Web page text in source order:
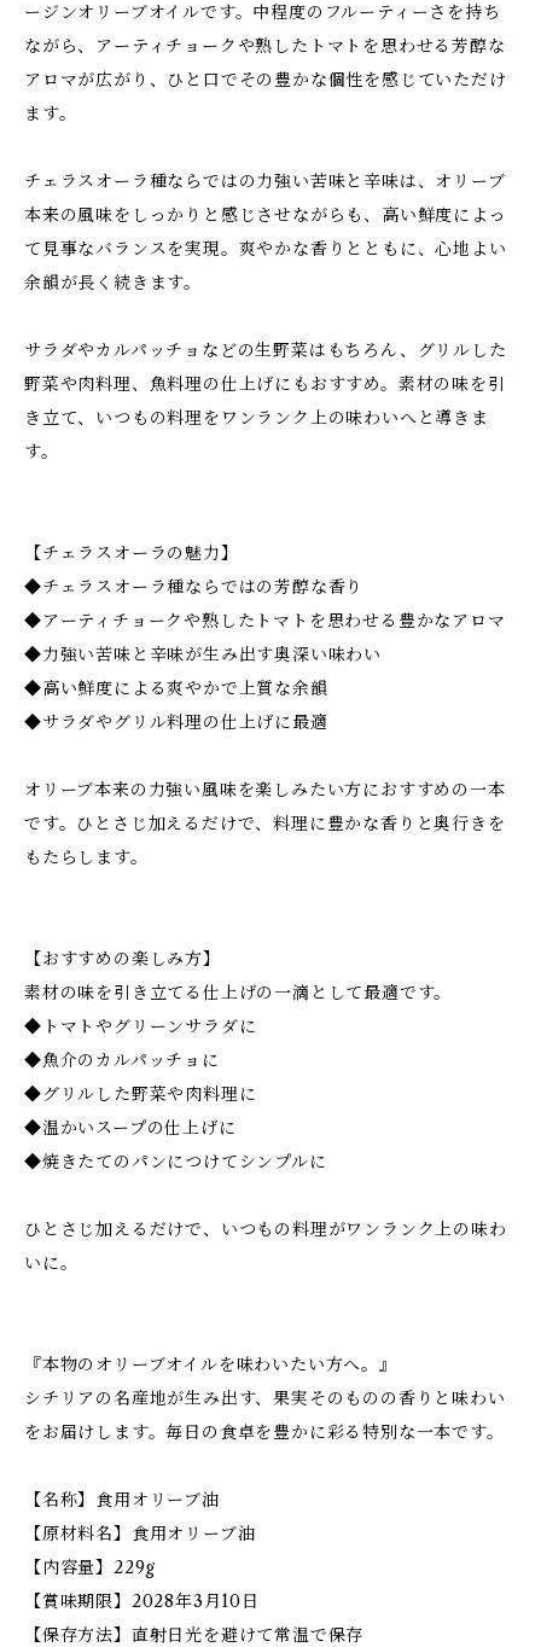
ージンオリーブオイルです。中程度のフルーティーさを持ち
ながら、アーティチョークや熟したトマトを思わせる芳醇な
アロマが広がり、ひと口でその豊かな個性を感じていただけ
ます。
チェラスオーラ種ならではの力強い苦味と辛味は、オリーブ
本来の風味をしっかりと感じさせながらも、高い鮮度によっ
て見事なバランスを実現。爽やかな香りとともに、心地よい
余韻が長く続きます。
サラダやカルパッチョなどの生野菜はもちろん、グリルした
野菜や肉料理、魚料理の仕上げにもおすすめ。素材の味を引
き立て、いつもの料理をワンランク上の味わいへと導きま
す。
【チェラスオーラの魅力】
◆チェラスオーラ種ならではの芳醇な香り
◆アーティチョークや熟したトマトを思わせる豊かなアロマ
◆力強い苦味と辛味が生み出す奥深い味わい
◆高い鮮度による爽やかで上質な余韻
◆サラダやグリル料理の仕上げに最適
オリーブ本来の力強い風味を楽しみたい方におすすめの一本
です。ひとさじ加えるだけで、料理に豊かな香りと奥行きを
もたらします。
【おすすめの楽しみ方】
素材の味を引き立てる仕上げの一滴として最適です。
◆トマトやグリーンサラダに
◆魚介のカルパッチョに
◆グリルした野菜や肉料理に
◆温かいスープの仕上げに
◆焼きたてのパンにつけてシンプルに
ひとさじ加えるだけで、いつもの料理がワンランク上の味わ
いに。
『本物のオリーブオイルを味わいたい方へ。』
シチリアの名産地が生み出す、果実そのものの香りと味わい
をお届けします。毎日の食卓を豊かに彩る特別な一本です。
【名称】食用オリーブ油
【原材料名】食用オリーブ油
【内容量】229g
【賞味期限】2028年3月10日
【保存方法】直射日光を避けて常温で保存